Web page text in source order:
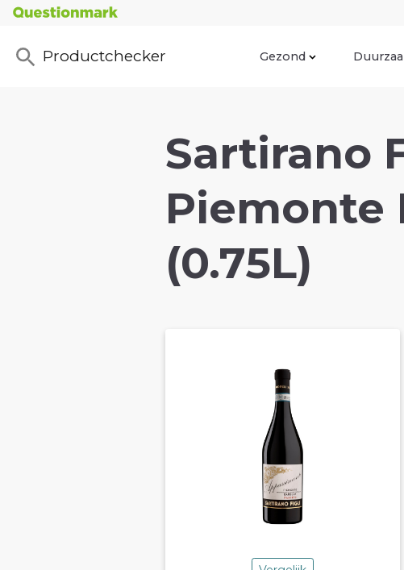
Productchecker Gezond
Sartirano
Piemonte
(0.75L)